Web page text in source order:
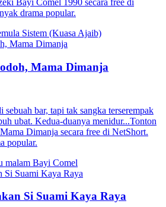
Bayi Comel 1990 secara free di
drama popular.
Sistem (Kuasa Ajaib)
Mama Dimanja
bar, tapi tak sangka terserempak
ubat. Kedua-duanya menidur...Tonton
Dimanja secara free di NetShort.
popular.
malam Bayi Comel
Si Suami Kaya Raya